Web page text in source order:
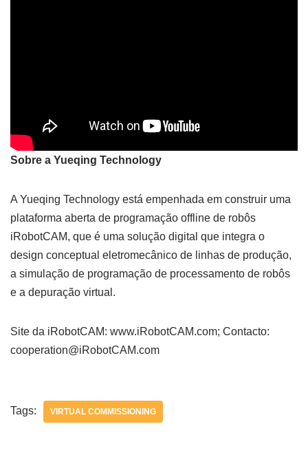
Sobre a Yueqing Technology
A Yueqing Technology está empenhada em construir uma
plataforma aberta de programação offline de robôs
iRobotCAM, que é uma solução digital que integra o
design conceptual eletromecânico de linhas de produção,
a simulação de programação de processamento de robôs
e a depuração virtual.
Site da iRobotCAM: www.iRobotCAM.com; Contacto:
cooperation@iRobotCAM.com
Tags: VIRTUAL COMMISSIONING